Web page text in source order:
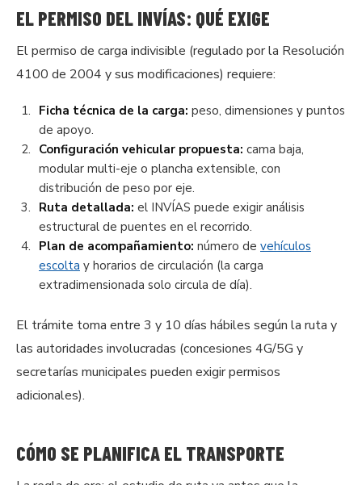
EL PERMISO DEL INVÍAS: QUÉ EXIGE
El permiso de carga indivisible (regulado por la Resolución
4100 de 2004 y sus modificaciones) requiere:
Ficha técnica de la carga: peso, dimensiones y puntos
de apoyo.
Configuración vehicular propuesta: cama baja,
modular multi-eje o plancha extensible, con
distribución de peso por eje.
Ruta detallada: el INVÍAS puede exigir análisis
estructural de puentes en el recorrido.
Plan de acompañamiento: número de vehículos
escolta y horarios de circulación (la carga
extradimensionada solo circula de día).
El trámite toma entre 3 y 10 días hábiles según la ruta y
las autoridades involucradas (concesiones 4G/5G y
secretarías municipales pueden exigir permisos
adicionales).
CÓMO SE PLANIFICA EL TRANSPORTE